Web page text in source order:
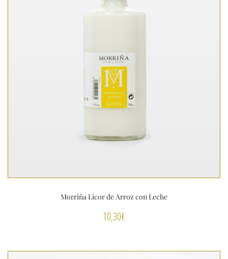
Morriña Licor de Arroz con Leche
10,30€